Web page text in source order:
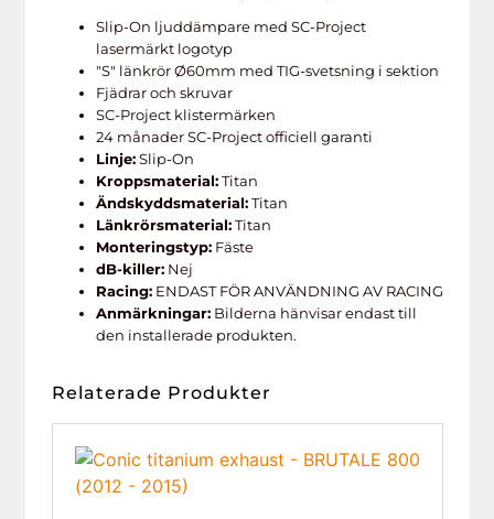
Slip-On ljuddämpare med SC-Project
lasermärkt logotyp
"S" länkrör Ø60mm med TIG-svetsning i sektion
Fjädrar och skruvar
SC-Project klistermärken
24 månader SC-Project officiell garanti
Linje:Slip-On
Kroppsmaterial:Titan
Ändskyddsmaterial:Titan
Länkrörsmaterial:Titan
Monteringstyp:Fäste
dB-killer:Nej
Racing:ENDAST FÖR ANVÄNDNING AV RACING
Anmärkningar:Bilderna hänvisar endast till
den installerade produkten.
Relaterade Produkter